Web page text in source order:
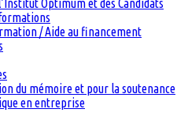
Optimum et des Candidats
/ Aide au financement
du mémoire et pour la soutenance
en entreprise